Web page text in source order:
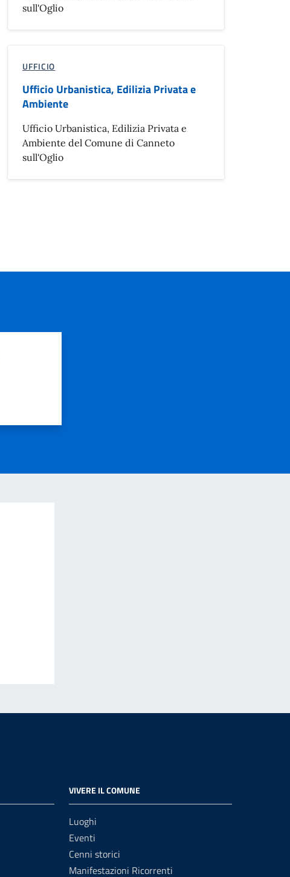
sull'Oglio
UFFICIO
Ufficio Urbanistica, Edilizia Privata e
Ambiente
Ufficio Urbanistica, Edilizia Privata e
Ambiente del Comune di Canneto
sull'Oglio
VIVERE IL COMUNE
Luoghi
Eventi
Cenni storici
Manifestazioni Ricorrenti